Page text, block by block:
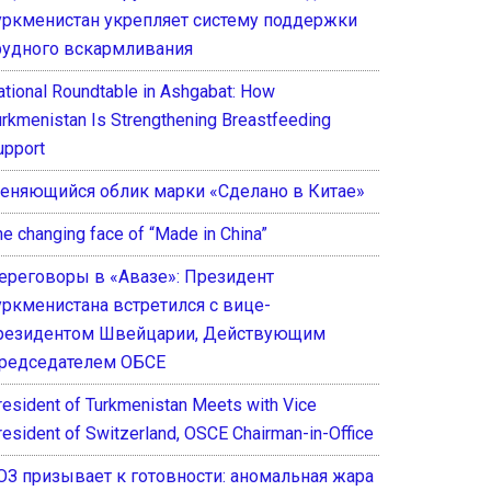
укрепляет систему поддержки
вскармливания
Roundtable in Ashgabat: How
Is Strengthening Breastfeeding
облик марки «Сделано в Китае»
changing face of “Made in China”
в «Авазе»: Президент
встретился с вице-
Швейцарии, Действующим
ОБСЕ
of Turkmenistan Meets with Vice
of Switzerland, OSCE Chairman-in-Office
призывает к готовности: аномальная жара